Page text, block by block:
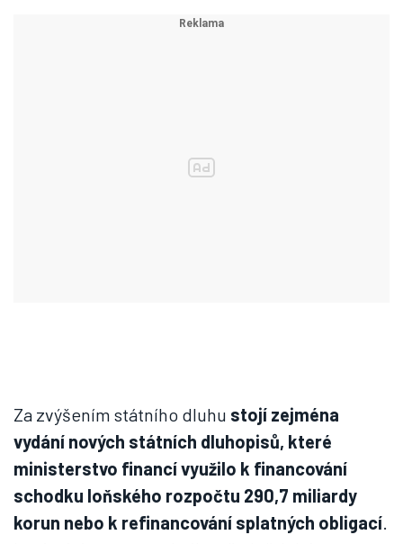
Za zvýšením státního dluhu stojí zejména
vydání nových státních dluhopisů, které
ministerstvo financí využilo k financování
schodku loňského rozpočtu 290,7 miliardy
korun nebo k refinancování splatných obligací.